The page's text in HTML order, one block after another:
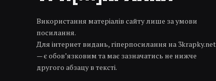
Використання матеріалів сайту лише за умови
посилання.
Для інтернет видань, гіперпосилання на 3krapky.net
— є обов’язковим та має зазначатись не нижче
другого абзацу в тексті.